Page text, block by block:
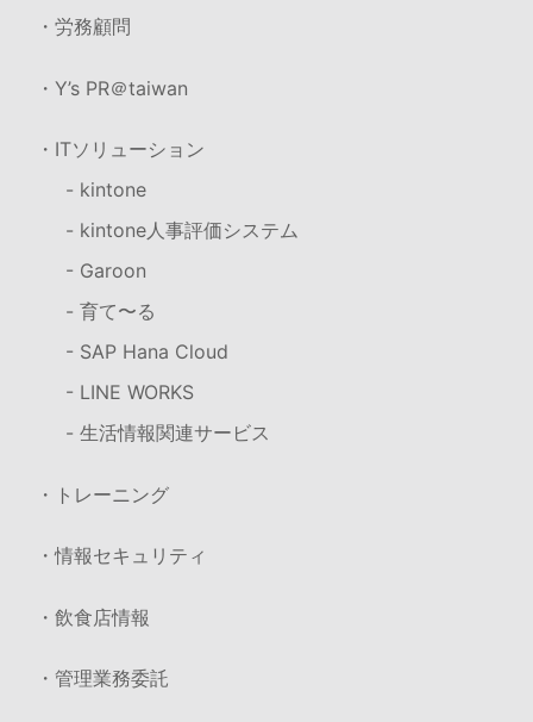
・労務顧問
・Y’s PR＠taiwan
・ITソリューション
- kintone
- kintone人事評価システム
- Garoon
- 育て〜る
- SAP Hana Cloud
- LINE WORKS
- 生活情報関連サービス
・トレーニング
・情報セキュリティ
・飲食店情報
・管理業務委託